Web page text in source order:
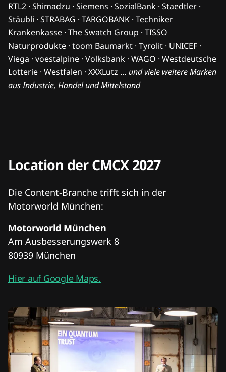
RTL2 · Shimadzu · Siemens · SozialBank · Staedtler ·
Stäubli · STRABAG · TARGOBANK · Techniker
Krankenkasse · The Swatch Group · TISSO
Naturprodukte · toom Baumarkt · Tyrolit · UNICEF ·
Viega · voestalpine · Volksbank · WAGO · Westdeutsche
Lotterie · Westfalen · XXXLutz … und viele weitere Marken
aus Industrie, Handel und Mittelstand
Location der CMCX 2027
Die Content-Branche trifft sich in der
Motorworld München:
Motorworld München
Am Ausbesserungswerk 8
80939 München
Hier auf Google Maps.